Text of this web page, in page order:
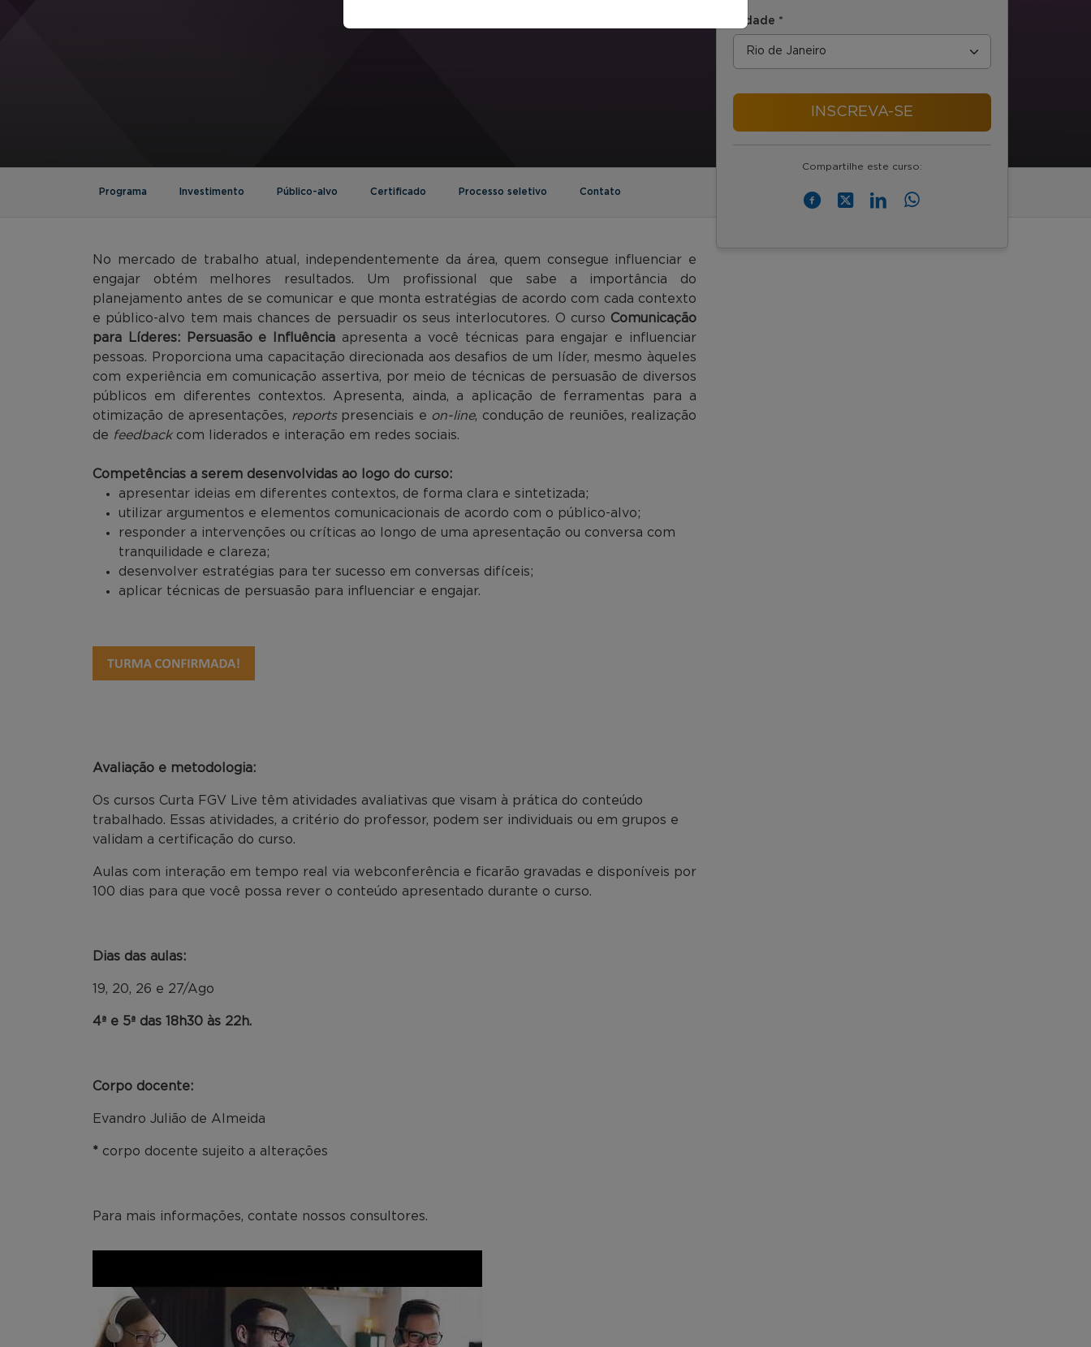
Cidade *
INSCREVA-SE
Compartilhe este curso:
Programa Investimento Público-alvo Certificado Processo seletivo Contato
No mercado de trabalho atual, independentemente da área, quem consegue influenciar e
engajar obtém melhores resultados. Um profissional que sabe a importância do
planejamento antes de se comunicar e que monta estratégias de acordo com cada contexto
e público-alvo tem mais chances de persuadir os seus interlocutores. O curso Comunicação
para Líderes: Persuasão e Influência apresenta a você técnicas para engajar e influenciar
pessoas. Proporciona uma capacitação direcionada aos desafios de um líder, mesmo àqueles
com experiência em comunicação assertiva, por meio de técnicas de persuasão de diversos
públicos em diferentes contextos. Apresenta, ainda, a aplicação de ferramentas para a
otimização de apresentações, reportspresenciais e on-line, condução de reuniões, realização
de feedbackcom liderados e interação em redes sociais.
Competências a serem desenvolvidas ao logo do curso:
apresentar ideias em diferentes contextos, de forma clara e sintetizada;
utilizar argumentos e elementos comunicacionais de acordo com o público-alvo;
responder a intervenções ou críticas ao longo de uma apresentação ou conversa com
tranquilidade e clareza;
desenvolver estratégias para ter sucesso em conversas difíceis;
aplicar técnicas de persuasão para influenciar e engajar.
Avaliação e metodologia:
Os cursos Curta FGV Live têm atividades avaliativas que visam à prática do conteúdo
trabalhado. Essas atividades, a critério do professor, podem ser individuais ou em grupos e
validam a certificação do curso.
Aulas com interação em tempo real via webconferência e ficarão gravadas e disponíveis por
100 dias para que você possa rever o conteúdo apresentado durante o curso.
Dias das aulas:
19, 20, 26 e 27/Ago
4ª e 5ª das 18h30 às 22h.
Corpo docente:
Evandro Julião de Almeida
* corpo docente sujeito a alterações
Para mais informações, contate nossos consultores.